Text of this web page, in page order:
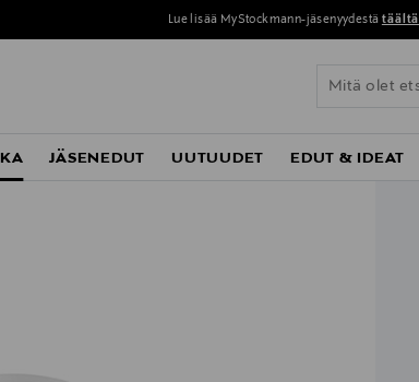
Lue lisää MyStockmann-jäsenyydestä täältä
JÄSENEDUT UUTUUDET EDUT & IDEAT